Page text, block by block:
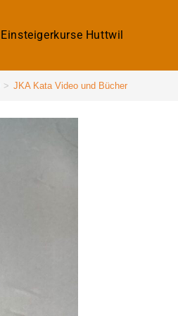
Einsteigerkurse Huttwil
> JKA Kata Video und Bücher